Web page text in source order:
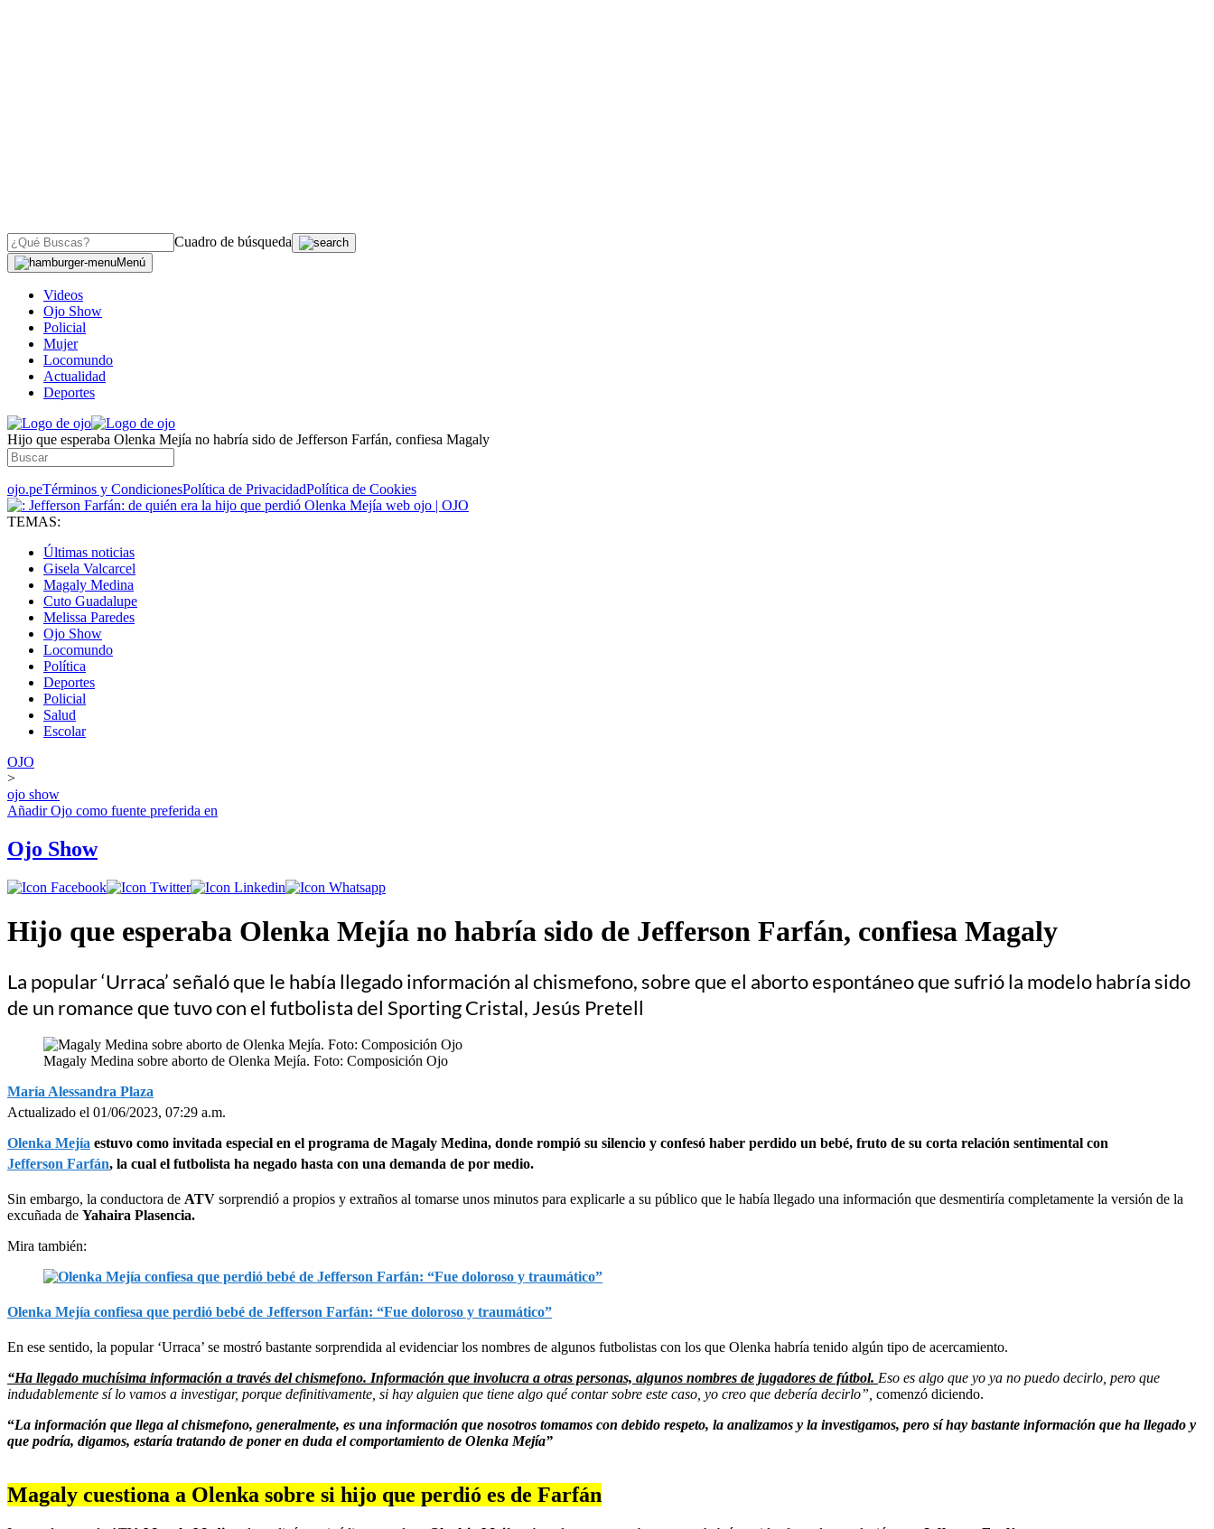
Cuadro de búsqueda
Menú
Videos
Ojo Show
Policial
Mujer
Locomundo
Actualidad
Deportes
Hijo que esperaba Olenka Mejía no habría sido de Jefferson Farfán, confiesa Magaly
ojo.peTérminos y CondicionesPolítica de PrivacidadPolítica de Cookies
TEMAS:
Últimas noticias
Gisela Valcarcel
Magaly Medina
Cuto Guadalupe
Melissa Paredes
Ojo Show
Locomundo
Política
Deportes
Policial
Salud
Escolar
OJO
>
ojo show
AñadirOjo como fuente preferida en
Ojo Show
Hijo que esperaba Olenka Mejía no habría sido de Jefferson Farfán, confiesa Magaly
La popular ‘Urraca’ señaló que le había llegado información al chismefono, sobre que el aborto espontáneo que sufrió la modelo habría sido
de un romance que tuvo con el futbolista del Sporting Cristal, Jesús Pretell
Magaly Medina sobre aborto de Olenka Mejía. Foto: Composición Ojo
María Alessandra Plaza
Actualizado el 01/06/2023, 07:29 a.m.
Olenka Mejía estuvo como invitada especial en el programa de Magaly Medina, donde rompió su silencio y confesó haber perdido un bebé, fruto de su corta relación sentimental con
Jefferson Farfán, la cual el futbolista ha negado hasta con una demanda de por medio.
Sin embargo, la conductora de ATV sorprendió a propios y extraños al tomarse unos minutos para explicarle a su público que le había llegado una información que desmentiría completamente la versión de la
excuñada de Yahaira Plasencia.
Mira también:
Olenka Mejía confiesa que perdió bebé de Jefferson Farfán: “Fue doloroso y traumático”
En ese sentido, la popular ‘Urraca’ se mostró bastante sorprendida al evidenciar los nombres de algunos futbolistas con los que Olenka habría tenido algún tipo de acercamiento.
“Ha llegado muchísima información a través del chismefono. Información que involucra a otras personas, algunos nombres de jugadores de fútbol. Eso es algo que yo ya no puedo decirlo, pero que
indudablemente sí lo vamos a investigar, porque definitivamente, si hay alguien que tiene algo qué contar sobre este caso, yo creo que debería decirlo”, comenzó diciendo.
“La información que llega al chismefono, generalmente, es una información que nosotros tomamos con debido respeto, la analizamos y la investigamos, pero sí hay bastante información que ha llegado y
que podría, digamos, estaría tratando de poner en duda el comportamiento de Olenka Mejía”
Magaly cuestiona a Olenka sobre si hijo que perdió es de Farfán